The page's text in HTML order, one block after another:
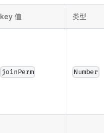
key 值 类型
joinPerm Number